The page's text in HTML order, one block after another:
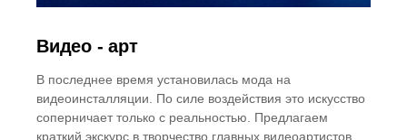
Видео - арт
В последнее время установилась мода на
видеоинсталляции. По силе воздействия это искусство
соперничает только с реальностью. Предлагаем
краткий экскурс в творчество главных видеоартистов